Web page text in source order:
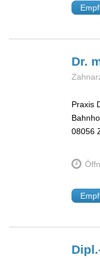
Dr.
Praxis
08056